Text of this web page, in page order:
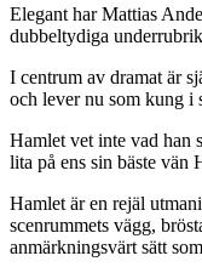
Elegant har Mattias
dubbeltydiga
I centrum av dramat är
och lever nu som kung i
Hamlet vet inte vad han
lita på ens sin bäste vän
Hamlet är en rejäl
scenrummets vägg,
anmärkningsvärt sätt